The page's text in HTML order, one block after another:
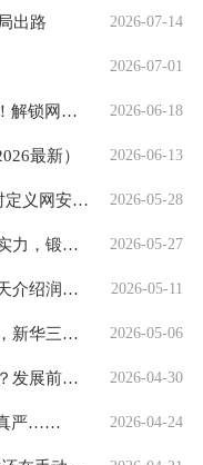
出路 2026-07-14
2026-07-01
络专家之 2026-06-18
最新） 2026-06-13
网安人才 2026-05-28
锻造数 2026-05-27
润天教 2026-05-11
三杯初 2026-05-06
前景如 2026-04-30
真严…… 2026-04-24